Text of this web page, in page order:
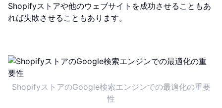
Shopifyストアや他のウェブサイトを成功させることもあ
れば失敗させることもあります。
ShopifyストアのGoogle検索エンジンでの最適化の重要
性